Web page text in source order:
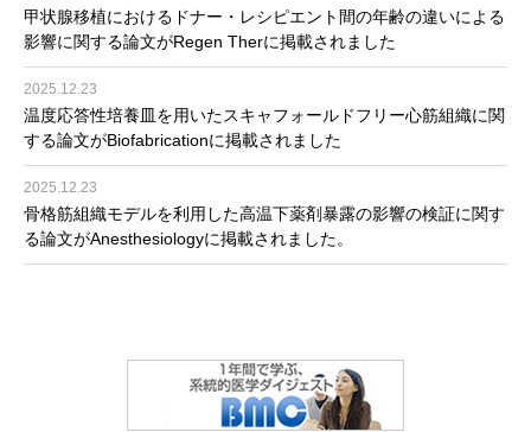
甲状腺移植におけるドナー・レシピエント間の年齢の違いによる
影響に関する論文がRegen Therに掲載されました
2025.12.23
温度応答性培養皿を用いたスキャフォールドフリー心筋組織に関
する論文がBiofabricationに掲載されました
2025.12.23
骨格筋組織モデルを利用した高温下薬剤暴露の影響の検証に関す
る論文がAnesthesiologyに掲載されました。